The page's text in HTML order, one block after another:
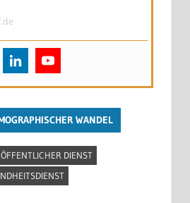
WANDEL
ÖFFENTLICHER DIENST